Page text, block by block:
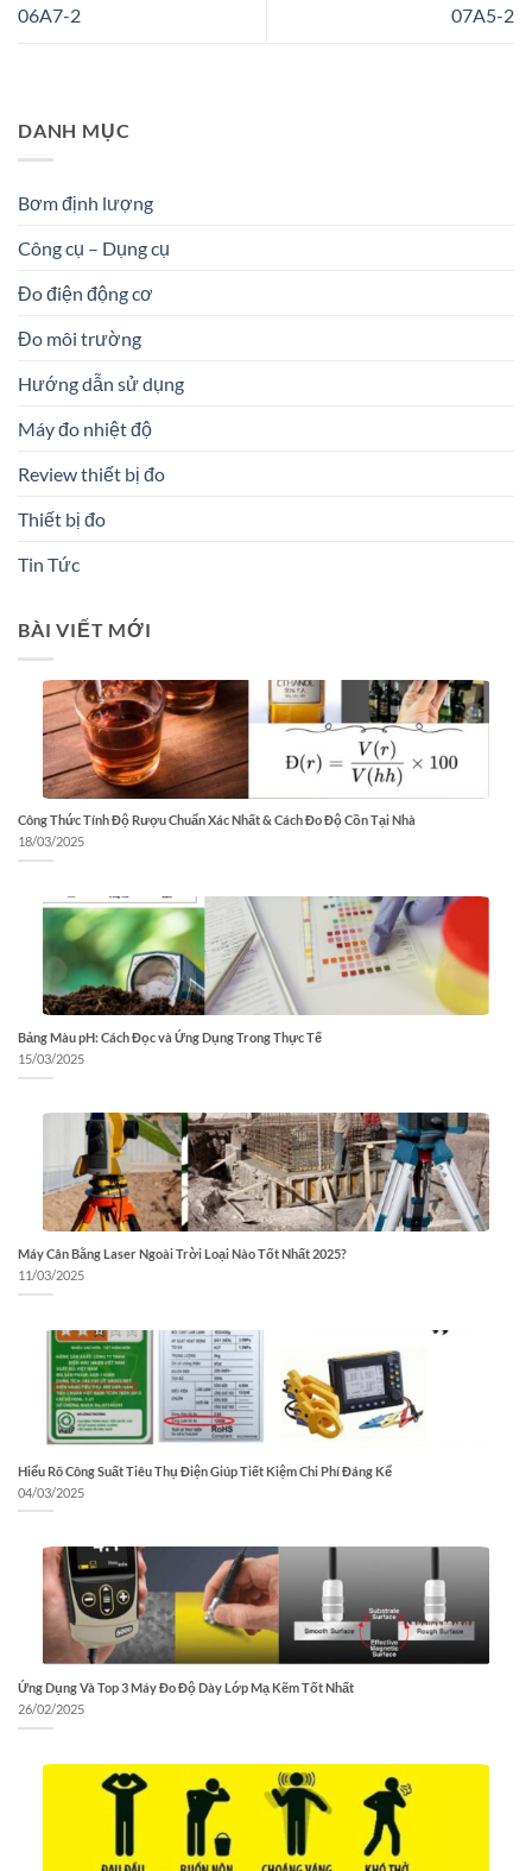
06A7-2 07A5-2
DANH MỤC
Bơm định lượng
Công cụ – Dụng cụ
Đo điện động cơ
Đo môi trường
Hướng dẫn sử dụng
Máy đo nhiệt độ
Review thiết bị đo
Thiết bị đo
Tin Tức
BÀI VIẾT MỚI
Công Thức Tính Độ Rượu Chuẩn Xác Nhất & Cách Đo Độ Cồn Tại Nhà
18/03/2025
Bảng Màu pH: Cách Đọc và Ứng Dụng Trong Thực Tế
15/03/2025
Máy Cân Bằng Laser Ngoài Trời Loại Nào Tốt Nhất 2025?
11/03/2025
Hiểu Rõ Công Suất Tiêu Thụ Điện Giúp Tiết Kiệm Chi Phí Đáng Kể
04/03/2025
Ứng Dụng Và Top 3 Máy Đo Độ Dày Lớp Mạ Kẽm Tốt Nhất
26/02/2025